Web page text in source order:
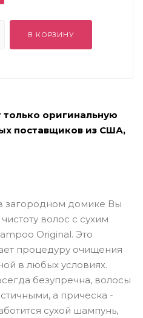
В КОРЗИНУ
оригинальную
поставщиков из США,
загородном домике Вы
волос с сухим
Original. Это
процедуру очищения
в любых условиях.
безупречна, волосы
а прическа -
сухой шампунь,